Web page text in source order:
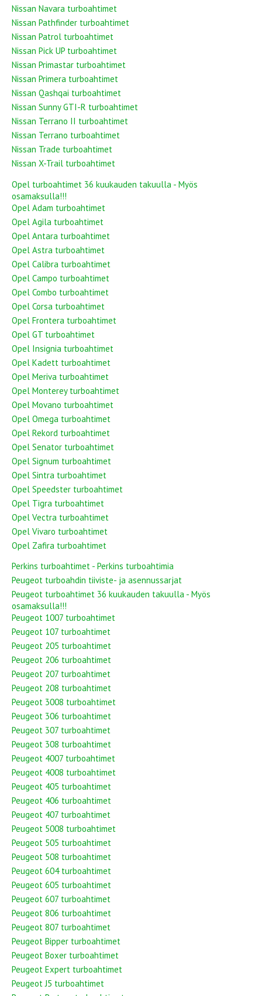
Nissan Navara turboahtimet
Nissan Pathfinder turboahtimet
Nissan Patrol turboahtimet
Nissan Pick UP turboahtimet
Nissan Primastar turboahtimet
Nissan Primera turboahtimet
Nissan Qashqai turboahtimet
Nissan Sunny GTI-R turboahtimet
Nissan Terrano II turboahtimet
Nissan Terrano turboahtimet
Nissan Trade turboahtimet
Nissan X-Trail turboahtimet
Opel turboahtimet 36 kuukauden takuulla - Myös
osamaksulla!!!
Opel Adam turboahtimet
Opel Agila turboahtimet
Opel Antara turboahtimet
Opel Astra turboahtimet
Opel Calibra turboahtimet
Opel Campo turboahtimet
Opel Combo turboahtimet
Opel Corsa turboahtimet
Opel Frontera turboahtimet
Opel GT turboahtimet
Opel Insignia turboahtimet
Opel Kadett turboahtimet
Opel Meriva turboahtimet
Opel Monterey turboahtimet
Opel Movano turboahtimet
Opel Omega turboahtimet
Opel Rekord turboahtimet
Opel Senator turboahtimet
Opel Signum turboahtimet
Opel Sintra turboahtimet
Opel Speedster turboahtimet
Opel Tigra turboahtimet
Opel Vectra turboahtimet
Opel Vivaro turboahtimet
Opel Zafira turboahtimet
Perkins turboahtimet - Perkins turboahtimia
Peugeot turboahdin tiiviste- ja asennussarjat
Peugeot turboahtimet 36 kuukauden takuulla - Myös
osamaksulla!!!
Peugeot 1007 turboahtimet
Peugeot 107 turboahtimet
Peugeot 205 turboahtimet
Peugeot 206 turboahtimet
Peugeot 207 turboahtimet
Peugeot 208 turboahtimet
Peugeot 3008 turboahtimet
Peugeot 306 turboahtimet
Peugeot 307 turboahtimet
Peugeot 308 turboahtimet
Peugeot 4007 turboahtimet
Peugeot 4008 turboahtimet
Peugeot 405 turboahtimet
Peugeot 406 turboahtimet
Peugeot 407 turboahtimet
Peugeot 5008 turboahtimet
Peugeot 505 turboahtimet
Peugeot 508 turboahtimet
Peugeot 604 turboahtimet
Peugeot 605 turboahtimet
Peugeot 607 turboahtimet
Peugeot 806 turboahtimet
Peugeot 807 turboahtimet
Peugeot Bipper turboahtimet
Peugeot Boxer turboahtimet
Peugeot Expert turboahtimet
Peugeot J5 turboahtimet